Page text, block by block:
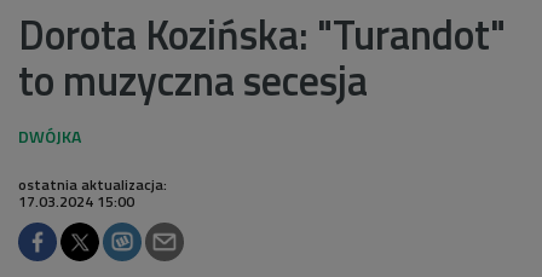
Dorota Kozińska: "Turandot"
to muzyczna secesja
ostatnia aktualizacja:
17.03.2024 15:00